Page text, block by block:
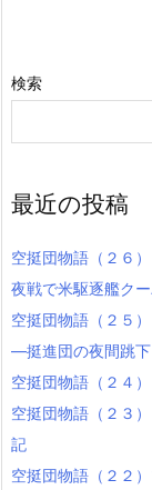
検索
最近の投稿
空挺団物語（２６
夜戦で米駆逐艦ク
空挺団物語（２５
―挺進団の夜間跳下
空挺団物語（２４
空挺団物語（２３
記
空挺団物語（２２